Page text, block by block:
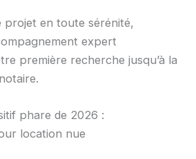
projet en toute sérénité,
expert
première recherche jusqu’à la
phare de 2026 :
location nue